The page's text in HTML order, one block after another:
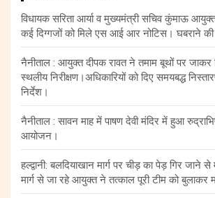
विधायक सरिता आर्या व मुख्यमंत्री सचिव कुंमाऊ
कई दिग्गजों को मिले एस आई आर नोटिस। घबराने की
नैनीताल : आयुक्त दीपक रावत ने तमाम बूथों पर जाकर
स्थलीय निरीक्षण।अधिकारियों को दिए समयबद्ध
निर्देश।
नैनीताल : सावन माह में पाषण देवी मंदिर में हुआ
आयोजन।
हल्द्वानी: बलदियाखान मार्ग पर चीड़ का पेड़ गिर जाने से
मार्ग से जा रहे आयुक्त ने तत्काल पूरी टीम को बुलाकर